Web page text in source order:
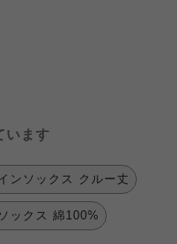
います
ンソックス クルー丈
ックス 綿100%